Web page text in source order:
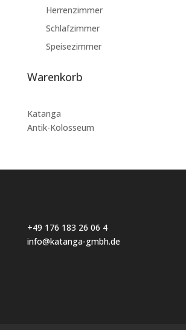
Herrenzimmer
Schlafzimmer
Speisezimmer
Warenkorb
Katanga
Antik-Kolosseum
+49 176 183 26 06 4
info@katanga-gmbh.de